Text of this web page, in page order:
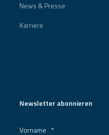
News & Presse
Karriere
Newsletter abonnieren
Vorname *